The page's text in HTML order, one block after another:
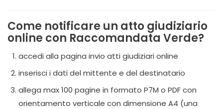
Come notificare un atto giudiziario
online con Raccomandata Verde?
accedi alla pagina invio atti giudiziari online
inserisci i dati del mittente e del destinatario
allega max 100 pagine in formato P7M o PDF con
orientamento verticale con dimensione A4 (una